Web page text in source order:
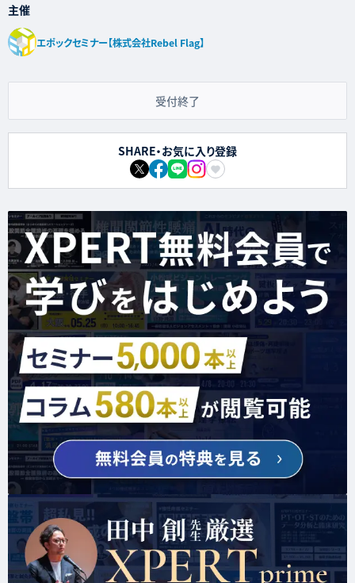
主催
エポックセミナー【株式会社Rebel Flag】
受付終了
SHARE・お気に入り登録